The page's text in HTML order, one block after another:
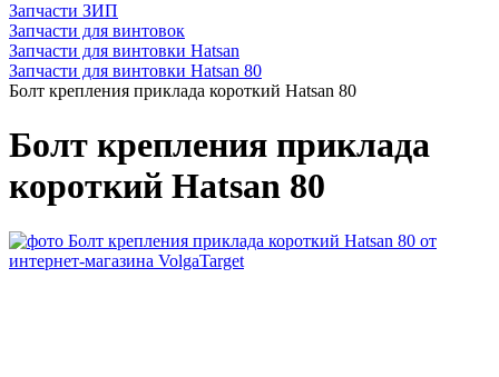
Запчасти ЗИП
Запчасти для винтовок
Запчасти для винтовки Hatsan
Запчасти для винтовки Hatsan 80
Болт крепления приклада короткий Hatsan 80
Болт крепления приклада
короткий Hatsan 80